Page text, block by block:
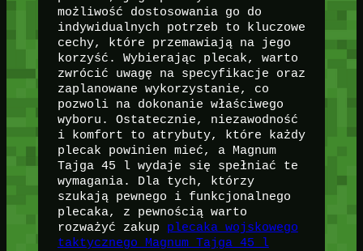
możliwość dostosowania go do
indywidualnych potrzeb to kluczowe
cechy, które przemawiają na jego
korzyść. Wybierając plecak, warto
zwrócić uwagę na specyfikacje oraz
zaplanowane wykorzystanie, co
pozwoli na dokonanie właściwego
wyboru. Ostatecznie, niezawodność
i komfort to atrybuty, które każdy
plecak powinien mieć, a Magnum
Tajga 45 l wydaje się spełniać te
wymagania. Dla tych, którzy
szukają pewnego i funkcjonalnego
plecaka, z pewnością warto
rozważyć zakup plecaka wojskowego
taktycznego Magnum Tajga 45 l